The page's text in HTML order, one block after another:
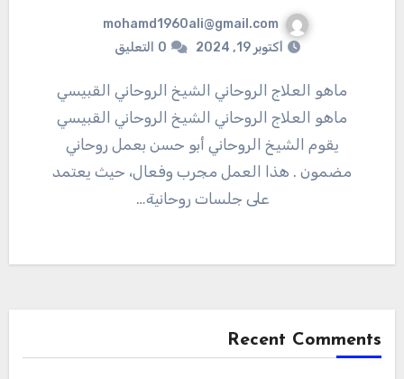
mohamd1960ali@gmail.com
أكتوبر 19, 2024
0 التعليق
ماهو العلاج الروحاني الشيخ الروحاني القبيسي
ماهو العلاج الروحاني الشيخ الروحاني القبيسي
يقوم الشيخ الروحاني أبو حسن بعمل روحاني
مضمون . هذا العمل مجرب وفعال، حيث يعتمد
على جلسات روحانية…
Recent Comments